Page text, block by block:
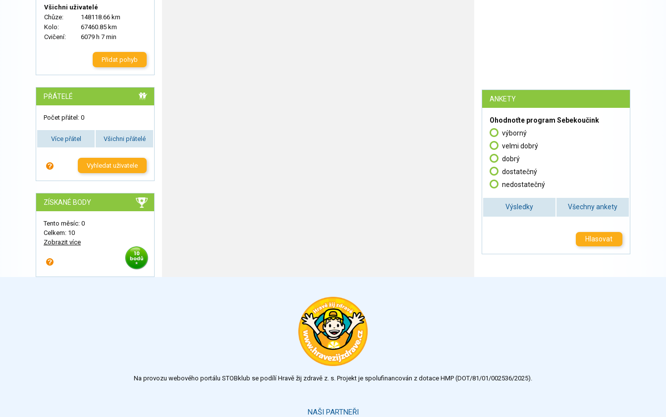
Všichni uživatelé
Chůze:
148118.66 km
Kolo:
67460.85 km
Cvičení:
6079 h 7 min
Přidat pohyb
PŘÁTELÉ
Počet přátel: 0
Více přátel Všichni přátelé
Vyhledat uživatele
ZÍSKANÉ BODY
Tento měsíc: 0
Celkem: 10
Zobrazit více
ANKETY
Ohodnoťte program Sebekoučink
výborný
velmi dobrý
dobrý
dostatečný
nedostatečný
Výsledky Všechny ankety
Hlasovat
Na provozu webového portálu STOBklub se podílí Hravě žij zdravě z. s. Projekt je spolufinancován z dotace HMP (DOT/81/01/002536/2025).
NAŠI PARTNEŘI